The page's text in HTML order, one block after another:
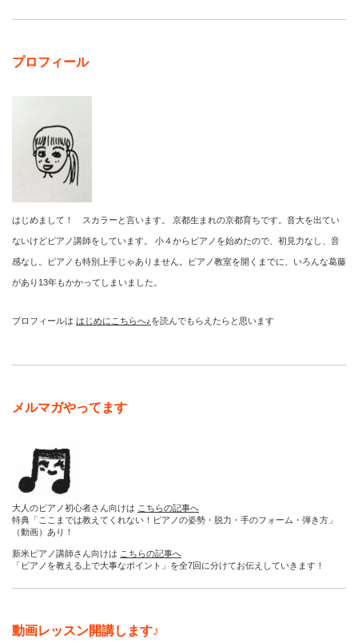
プロフィール
はじめまして！ スカラーと言います。 京都生まれの京都育ちです。音大を出てい
ないけどピアノ講師をしています。 小４からピアノを始めたので、初見力なし、音
感なし。ピアノも特別上手じゃありません。ピアノ教室を開くまでに、いろんな葛藤
があり13年もかかってしまいました。
プロフィールは はじめにこちらへ♪を読んでもらえたらと思います
メルマガやってます
大人のピアノ初心者さん向けは こちらの記事へ
特典「ここまでは教えてくれない！ピアノの姿勢・脱力・手のフォーム・弾き方」
（動画）あり！
新米ピアノ講師さん向けは こちらの記事へ
「ピアノを教える上で大事なポイント」を全7回に分けてお伝えしていきます！
動画レッスン開講します♪